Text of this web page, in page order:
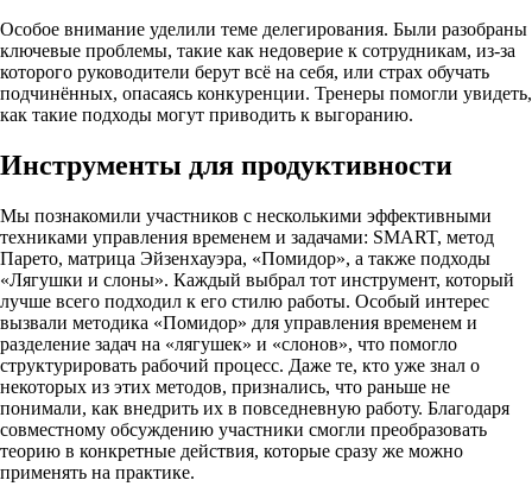
Особое внимание уделили теме делегирования. Были разобраны
ключевые проблемы, такие как недоверие к сотрудникам, из-за
которого руководители берут всё на себя, или страх обучать
подчинённых, опасаясь конкуренции. Тренеры помогли увидеть,
как такие подходы могут приводить к выгоранию.
Инструменты для продуктивности
Мы познакомили участников с несколькими эффективными
техниками управления временем и задачами: SMART, метод
Парето, матрица Эйзенхауэра, «Помидор», а также подходы
«Лягушки и слоны». Каждый выбрал тот инструмент, который
лучше всего подходил к его стилю работы. Особый интерес
вызвали методика «Помидор» для управления временем и
разделение задач на «лягушек» и «слонов», что помогло
структурировать рабочий процесс. Даже те, кто уже знал о
некоторых из этих методов, признались, что раньше не
понимали, как внедрить их в повседневную работу. Благодаря
совместному обсуждению участники смогли преобразовать
теорию в конкретные действия, которые сразу же можно
применять на практике.